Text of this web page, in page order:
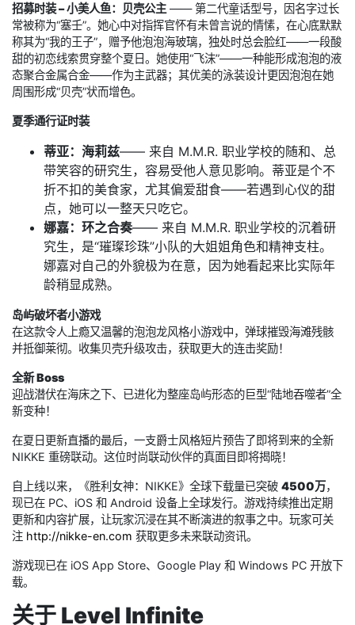
招募时装 – 小美人鱼：贝壳公主 —— 第二代童话型号，因名字过长
常被称为“塞壬”。她心中对指挥官怀有未曾言说的情愫，在心底默默
称其为“我的王子”，赠予他泡泡海玻璃，独处时总会脸红——一段酸
甜的初恋线索贯穿整个夏日。她使用“飞沫”——一种能形成泡泡的液
态聚合金属合金——作为主武器；其优美的泳装设计更因泡泡在她
周围形成“贝壳”状而增色。
夏季通行证时装
蒂亚：海莉兹—— 来自 M.M.R. 职业学校的随和、总
带笑容的研究生，容易受他人意见影响。蒂亚是个不
折不扣的美食家，尤其偏爱甜食——若遇到心仪的甜
点，她可以一整天只吃它。
娜嘉：环之合奏—— 来自 M.M.R. 职业学校的沉着研
究生，是“璀璨珍珠”小队的大姐姐角色和精神支柱。
娜嘉对自己的外貌极为在意，因为她看起来比实际年
龄稍显成熟。
岛屿破坏者小游戏
在这款令人上瘾又温馨的泡泡龙风格小游戏中，弹球摧毁海滩残骸
并抵御莱彻。收集贝壳升级攻击，获取更大的连击奖励！
全新 Boss
迎战潜伏在海床之下、已进化为整座岛屿形态的巨型“陆地吞噬者”全
新变种！
在夏日更新直播的最后，一支爵士风格短片预告了即将到来的全新
NIKKE 重磅联动。这位时尚联动伙伴的真面目即将揭晓！
自上线以来，《胜利女神：NIKKE》全球下载量已突破 4500万，
现已在 PC、iOS 和 Android 设备上全球发行。游戏持续推出定期
更新和内容扩展，让玩家沉浸在其不断演进的叙事之中。玩家可关
注 http://nikke-en.com 获取更多未来联动资讯。
游戏现已在 iOS App Store、Google Play 和 Windows PC 开放下
载。
关于 Level Infinite